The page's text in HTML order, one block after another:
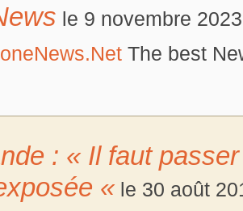
le 9 novembre
The best
: « Il faut
« le 30 août